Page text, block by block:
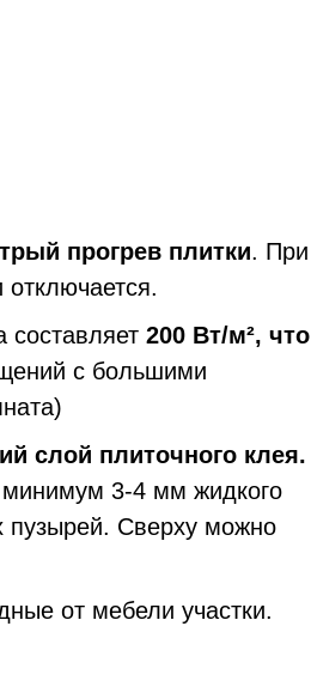
прогрев плитки. При
составляет 200 Вт/м², что
с большими
слой плиточного клея.
минимум 3-4 мм жидкого
пузырей. Сверху можно
от мебели участки.